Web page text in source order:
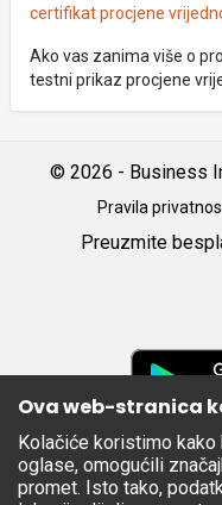
certifikat procjene
Ako vas zanima više o
testni prikaz procjene
© 2026 - Business
Pravila
Preuzmite
Apple
Store
Ova web-stranica
Kolačiće koristimo
oglase, omogućili
promet. Isto tako,